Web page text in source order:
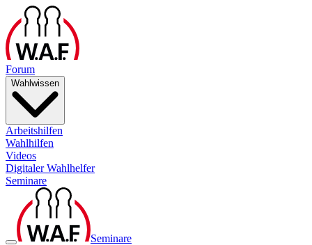
Forum
Wahlwissen
Arbeitshilfen
Wahlhilfen
Videos
Digitaler Wahlhelfer
Seminare
Seminare